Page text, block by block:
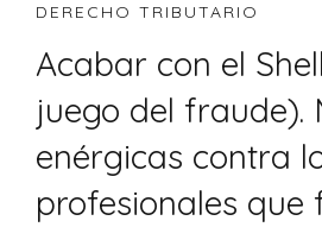
DERECHO TRIBUTARIO
Acabar con el
juego del fraude).
enérgicas contra
profesionales que